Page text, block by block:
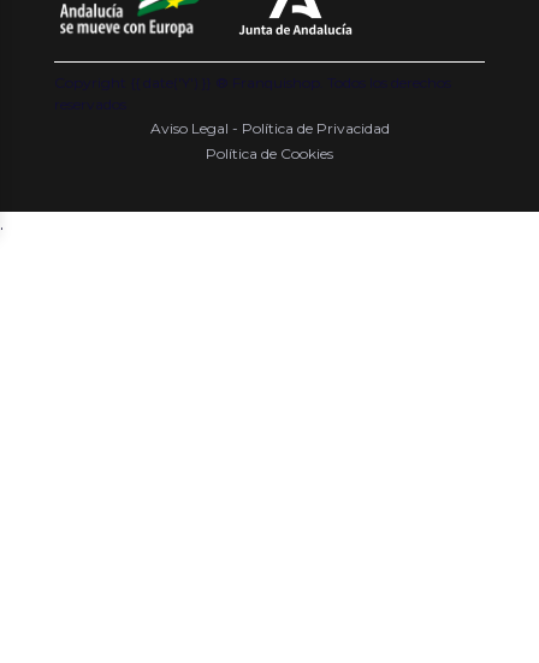
Copyright {{ date('Y') }} ® Franquishop. Todos los derechos
reservados
Aviso Legal - Política de Privacidad
Política de Cookies
.